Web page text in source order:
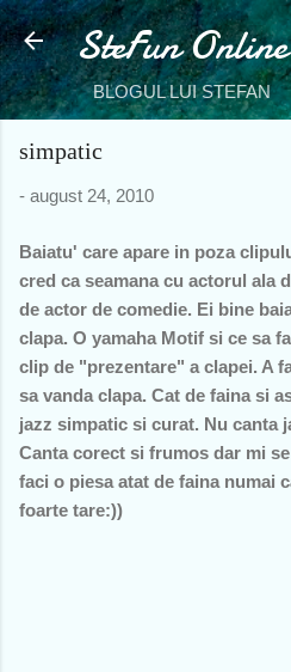
SteFun Online
BLOGUL LUI STEFAN
simpatic
- august 24, 2010
Baiatu' care apare in poza
cred ca seamana cu actorul ala
de actor de comedie. Ei bine
clapa. O yamaha Motif si ce sa
clip de "prezentare" a clapei. A
sa vanda clapa. Cat de faina si
jazz simpatic si curat. Nu canta
Canta corect si frumos dar mi
faci o piesa atat de faina numai
foarte tare:))